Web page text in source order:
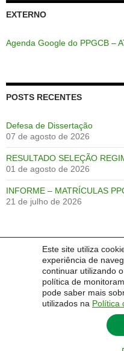
Este site utiliza
experiência de
continuar utilizando
política de
pode saber mais
utilizados na Política
EXTERNO
Agenda Google do PPGCB –
POSTS RECENTES
Defesa de Dissertação
07 de agosto de 2026
RESULTADO SELEÇÃO
01 de agosto de 2026
INFORME – MATRÍCULAS
21 de julho de 2026
Português English